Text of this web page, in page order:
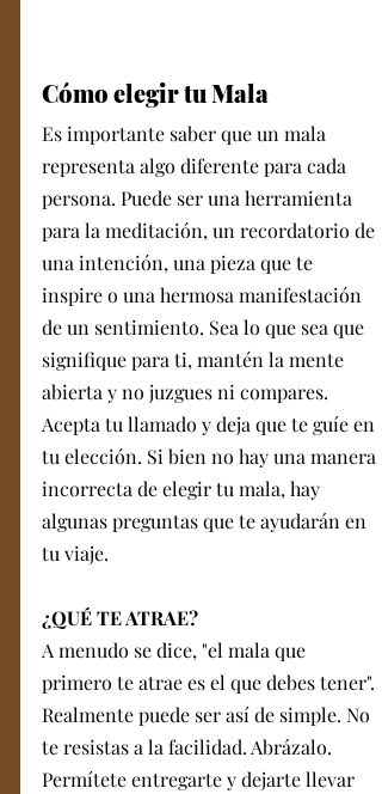
Cómo elegir tu Mala
Es importante saber que un mala
representa algo diferente para cada
persona. Puede ser una herramienta
para la meditación, un recordatorio de
una intención, una pieza que te
inspire o una hermosa manifestación
de un sentimiento. Sea lo que sea que
signifique para ti, mantén la mente
abierta y no juzgues ni compares.
Acepta tu llamado y deja que te guíe en
tu elección. Si bien no hay una manera
incorrecta de elegir tu mala, hay
algunas preguntas que te ayudarán en
tu viaje.
¿QUÉ TE ATRAE?
A menudo se dice, "el mala que
primero te atrae es el que debes tener".
Realmente puede ser así de simple. No
te resistas a la facilidad. Abrázalo.
Permítete entregarte y dejarte llevar